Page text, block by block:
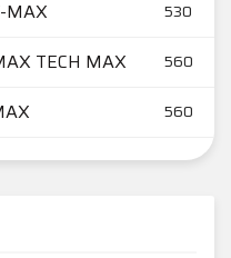
MAX 530
TECH MAX 560
560